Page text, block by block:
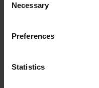
Selection
Necessary
Preferences
Statistics